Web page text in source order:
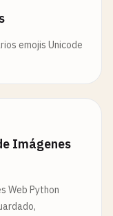
emojis Unicode
Imágenes
Web Python